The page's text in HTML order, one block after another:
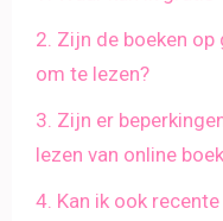
2. Zijn de boeken
om te lezen?
3. Zijn er
lezen van online
4. Kan ik ook